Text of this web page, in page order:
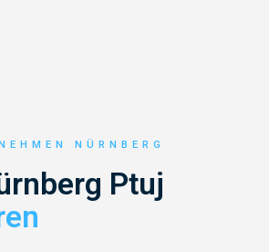
NÜRNBERG
Ptuj